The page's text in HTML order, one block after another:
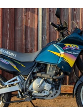
var den ganska
fanns